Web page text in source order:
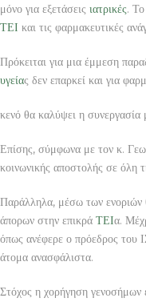
μόνο για εξετάσεις ιατρικές.
ΤΕΙ και τις φαρμακευτικές
Πρόκειται για μια έμμεση
υγείας δεν επαρκεί και για
κενό θα καλύψει η συνεργασία
Επίσης, σύμφωνα με τον κ.
κοινωνικής αποστολής σε όλη
Παράλληλα, μέσω των ενοριών
άπορων στην επικρά ΤΕΙα.
όπως ανέφερε ο πρόεδρος
άτομα ανασφάλιστα.
Στόχος η χορήγηση